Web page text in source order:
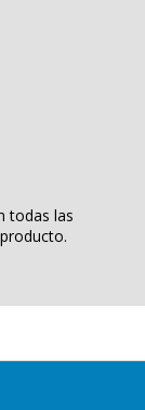
todas las